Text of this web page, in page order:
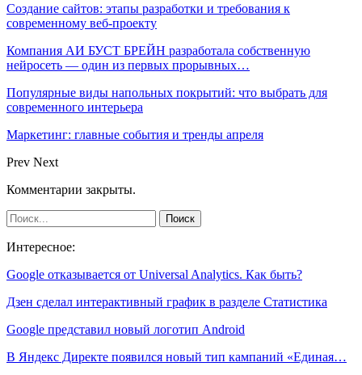
Создание сайтов: этапы разработки и требования к
современному веб-проекту
Компания АИ БУСТ БРЕЙН разработала собственную
нейросеть — один из первых прорывных…
Популярные виды напольных покрытий: что выбрать для
современного интерьера
Маркетинг: главные события и тренды апреля
Prev Next
Комментарии закрыты.
Интересное:
Google отказывается от Universal Analytics. Как быть?
Дзен сделал интерактивный график в разделе Статистика
Google представил новый логотип Android
В Яндекс Директе появился новый тип кампаний «Единая…